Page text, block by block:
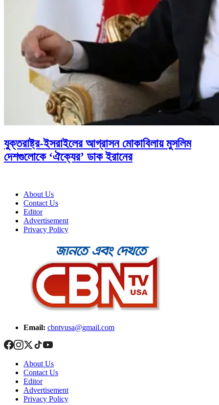
যুক্তরাষ্ট্র-ইসরাইলের আগ্রাসন মোকাবিলায় মুসলিম
দেশগুলোকে ‘ঐক্যের’ ডাক ইরানের
About Us
Contact Us
Editor
Advertisement
Privacy Policy
Email: cbntvusa@gmail.com
About Us
Contact Us
Editor
Advertisement
Privacy Policy